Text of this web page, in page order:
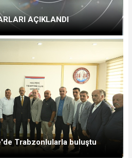
AÇIKLANDI
Trabzonlularla buluştu